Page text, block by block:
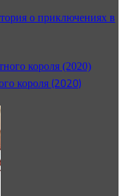
о приключениях в
короля (2020)